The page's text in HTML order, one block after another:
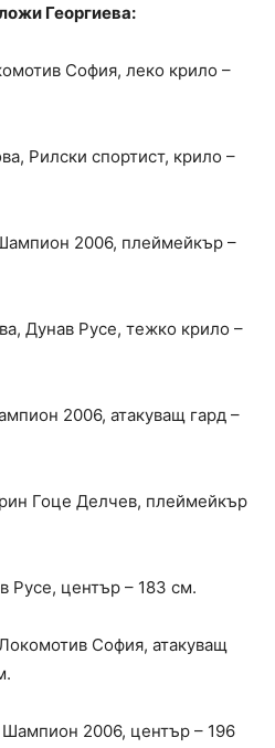
Георгиева:
София, леко крило –
Рилски спортист, крило –
2006, плеймейкър –
Дунав Русе, тежко крило –
2006, атакуващ гард –
Гоце Делчев, плеймейкър
Русе, център – 183 см.
София, атакуващ
2006, център – 196